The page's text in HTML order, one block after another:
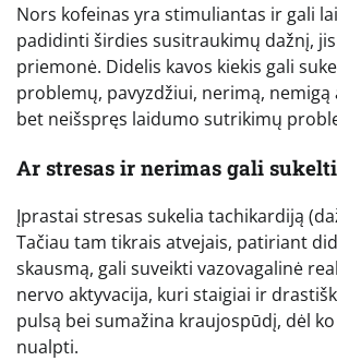
Nors kofeinas yra stimuliantas ir gali
padidinti širdies susitraukimų dažnį,
priemonė. Didelis kavos kiekis gali
problemų, pavyzdžiui, nerimą,
bet neišspręs laidumo sutrikimų
Ar stresas ir nerimas gali
Įprastai stresas sukelia tachikardiją
Tačiau tam tikrais atvejais, patiriant
skausmą, gali suveikti vazovagalinė
nervo aktyvacija, kuri staigiai ir
pulsą bei sumažina kraujospūdį, dėl
nualpti.